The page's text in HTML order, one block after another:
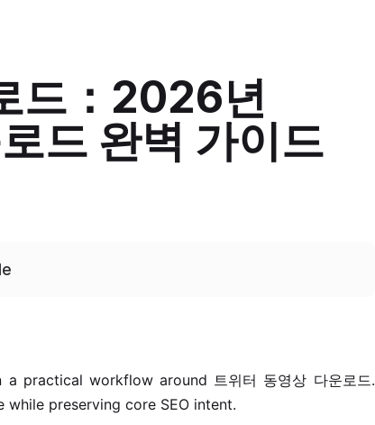
드：2026년
드 완벽 가이드
practical workflow around 트위터 동영상 다운로드.
preserving core SEO intent.